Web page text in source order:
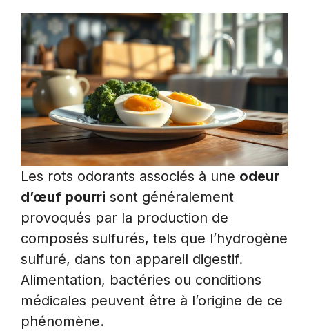
Les rots odorants associés à une odeur
d’œuf pourri sont généralement
provoqués par la production de
composés sulfurés, tels que l’hydrogène
sulfuré, dans ton appareil digestif.
Alimentation, bactéries ou conditions
médicales peuvent être à l’origine de ce
phénomène.